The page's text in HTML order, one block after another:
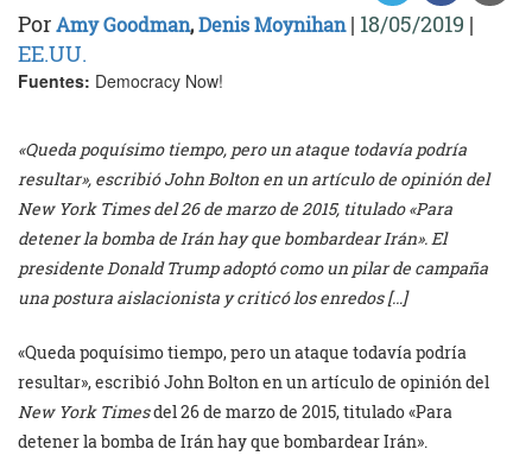
PorAmy Goodman,Denis Moynihan| 18/05/2019 |
EE.UU.
Fuentes: Democracy Now!
«Queda poquísimo tiempo, pero un ataque todavía podría
resultar», escribió John Bolton en un artículo de opinión del
New York Times del 26 de marzo de 2015, titulado «Para
detener la bomba de Irán hay que bombardear Irán». El
presidente Donald Trump adoptó como un pilar de campaña
una postura aislacionista y criticó los enredos […]
«Queda poquísimo tiempo, pero un ataque todavía podría
resultar», escribió John Bolton en un artículo de opinión del
New York Timesdel 26 de marzo de 2015, titulado «Para
detener la bomba de Irán hay que bombardear Irán».